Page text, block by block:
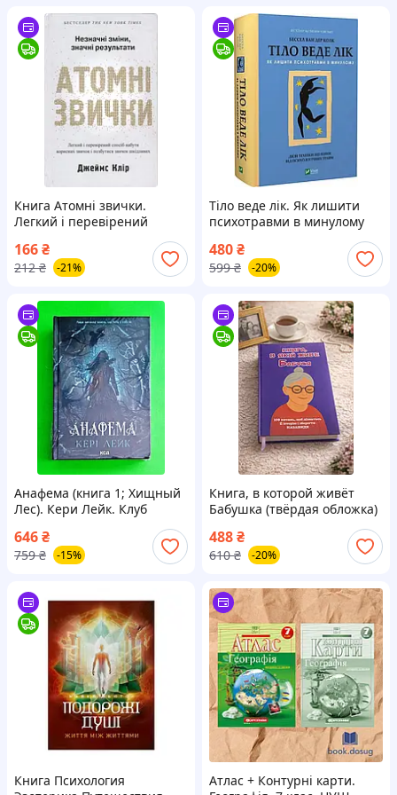
Книга Атомні звички.
Легкий і перевірений
звичок і позбутися звичок
шкідливих - Джеймс Клир
166₴
212 ₴ -21%
Тіло веде лік. Як лишити
психотравми в минулому
480₴
599 ₴ -20%
Анафема (книга 1; Хищный
Лес). Кери Лейк. Клуб
646₴
759 ₴ -15%
Книга, в которой живёт
Бабушка (твёрдая обложка)
488₴
610 ₴ -20%
Книга Психология
Атлас + Контурні карти.